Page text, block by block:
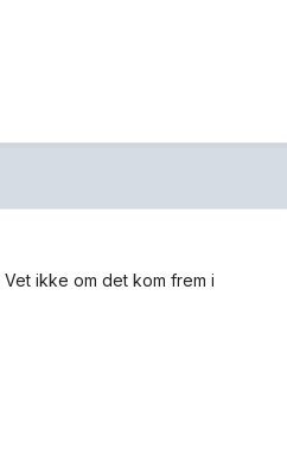
ikke om det kom frem i